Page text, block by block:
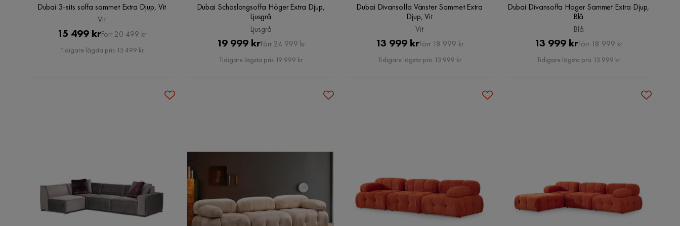
Dubai 3-sits soffa sammet Extra Djup, Vit
Vit
Pris
15 499 krOriginal
Pris
Förr 20 499 kr
Tidigare lägsta pris 15 499 kr
Dubai Schäslongsoffa Höger Extra Djup,
Ljusgrå
Ljusgrå
Pris
19 999 krOriginal
Pris
Förr 24 999 kr
Tidigare lägsta pris 19 999 kr
Dubai Divansoffa Vänster Sammet Extra
Djup, Vit
Vit
Pris
13 999 krOriginal
Pris
Förr 18 999 kr
Tidigare lägsta pris 13 999 kr
Dubai Divansoffa Höger Sammet Extra Djup,
Blå
Blå
Pris
13 999 krOriginal
Pris
Förr 18 999 kr
Tidigare lägsta pris 13 999 kr